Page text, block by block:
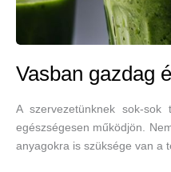
Vasban gazdag
A szervezetünknek sok-sok
egészségesen működjön.
anyagokra is szüksége van a